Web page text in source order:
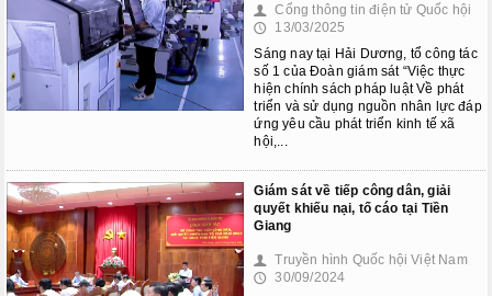
👤 Cổng thông tin điện tử Quốc hội
🕔
13/03/2025
Sáng nay tại Hải Dương, tổ công tác
số 1 của Đoàn giám sát “Việc thực
hiện chính sách pháp luật Về phát
triển và sử dụng nguồn nhân lực đáp
ứng yêu cầu phát triển kinh tế xã
hội,...
Giám sát về tiếp công dân, giải
quyết khiếu nại, tố cáo tại Tiền
Giang
👤 Truyền hình Quốc hội Việt Nam
🕔 30/09/2024